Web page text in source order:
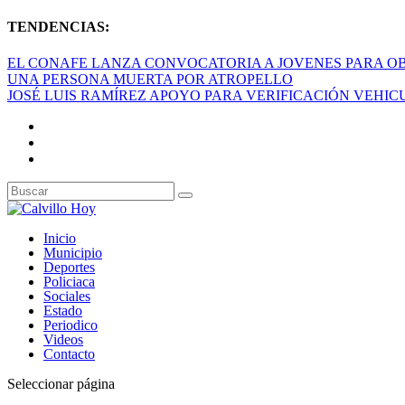
TENDENCIAS:
EL CONAFE LANZA CONVOCATORIA A JOVENES PARA
UNA PERSONA MUERTA POR ATROPELLO
JOSÉ LUIS RAMÍREZ APOYO PARA VERIFICACIÓN
Inicio
Municipio
Deportes
Policiaca
Sociales
Estado
Periodico
Videos
Contacto
Seleccionar página